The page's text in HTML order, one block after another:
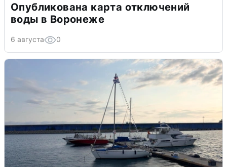
Опубликована карта отключений
воды в Воронеже
6 августа 0